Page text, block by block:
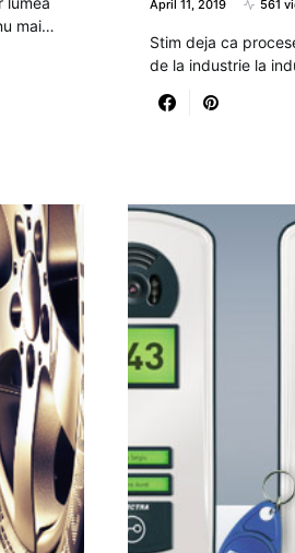
mai…
April 11, 2019 561
Stim deja ca
de la industrie la